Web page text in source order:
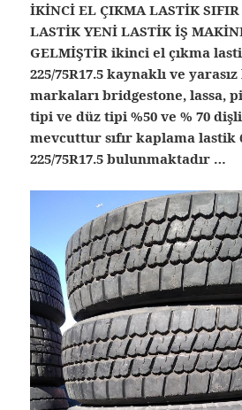
İKİNCİ EL ÇIKMA LASTİK
LASTİK YENİ LASTİK İŞ
GELMİŞTİR ikinci el çıkma
225/75R17.5 kaynaklı ve
markaları bridgestone, lassa,
tipi ve düz tipi %50 ve % 70
mevcuttur sıfır kaplama lastik
225/75R17.5 bulunmaktadır …